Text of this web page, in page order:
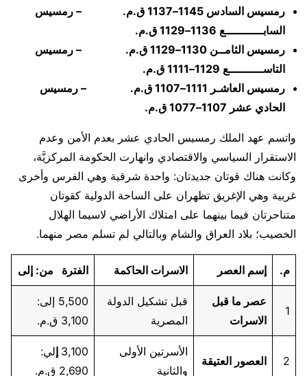
رمسيس السادس 1145–1137 ق.م. – رمسيس
السابـــــــــــع 1136–1129 ق.م.
رمسيس الثامــن 1130–1129 ق.م. – رمسيس
التاســــــــــع 1129–1111 ق.م.
رمسيس العاشـر 1111–1107 ق.م. – رمسيس
الحادي عشر 1107–1077 ق.م.
واتسم عهد الملك رمسيس الحادي عشر بعدم الأمن وعدم
الاستقرار السياسي والاقتصادي وانهارت الحكومة المركزيَّة،
وكانت هناك قوتان جديدتان: واحدة شرقية وهي الفرس وأخرى
غربية وهي الإغريق تظهران على الساحة الدولية كقوتان
متناحرتان فيما بينهما على امتلاك الأراضي لاسيما الهلال
الخصيب؛ بلاد العراق والشام وبالتالي لم تسلم مصر منهما.
م. إسم العصر الاسرات الحاكمة الفترة من: إلى
1
عصر ما قبل
الاسرات
قبل تشكيل الدولة
المصرية
5,500 إلى:
3,100 ق.م.
2 العصور العتيقة
الأسرتين الأولى
والثانية
3,100 إلي:
2,690 ق.م.